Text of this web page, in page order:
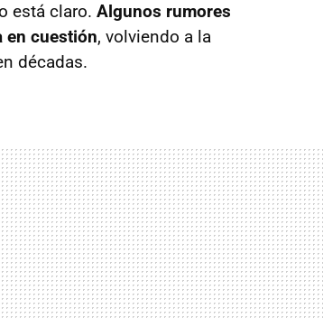
está claro. Algunos rumores
en cuestión, volviendo a la
décadas.